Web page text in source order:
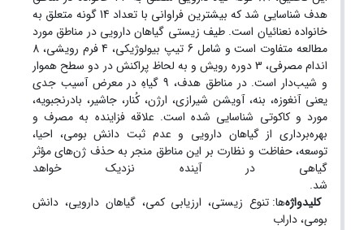
هدف شناسایی شد که بیشترین فراوانی با تعداد 14 گونه متعلق به
خانواده نعنائیان است. طیف زیستی گیاهان دارویی در مناطق مورد
مطالعه متفاوت است و شامل 6 تیپ بیولوژیکی، 4 فرم رویشی، 8
اندام مصرفی، 3 دوره رویش و به لحاظ پراکنش در دو سطح هموار
و شیب‌دار است. در مناطق هدف، 9 گیاهِ در معرض آسیب جدی
یعنی آنغوزه، بنه، آویشن شیرازی، ارژن، کُنار، جاشیر، بادرنجبویه،
مورد و کاکوتی شناسایی شده است. علاقه فزاینده به مصرف و
بهره‌برداری از گیاهان دارویی و عدم ثبت دانش بومی، احیا،
توسعه، حفاظت و نظارت بر این مناطق منجر به حذف ژن‌های مؤثر
گیاهی در آینده نزدیک خواهد
شد.
کلیدواژه‌ها: تنوع زیستی، ارزیابی کمی، گیاهان دارویی، دانش
بومی، داراب